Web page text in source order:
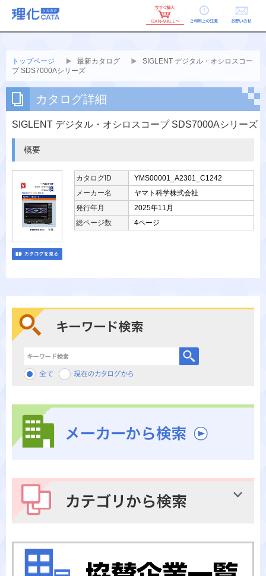
ご利用上の お問い合せ
トップページ 最新カタログ
SIGLENT デジタル・オシロスコー
プ SDS7000Aシリーズ
カタログ詳細
SIGLENT デジタル・オシロスコープ SDS7000Aシリーズ
概要
カタログID
YMS00001_A2301_C1242
メーカー名
ヤマト科学株式会社
発行年月
2025年11月
総ページ数
4ページ
キーワード検索